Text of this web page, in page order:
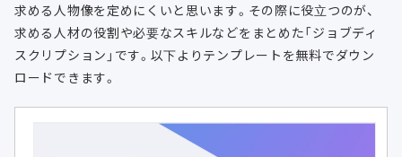
求める人物像を定めにくいと思います。その際に役立つのが、
求める人材の役割や必要なスキルなどをまとめた「ジョブディ
スクリプション」です。以下よりテンプレートを無料でダウン
ロードできます。